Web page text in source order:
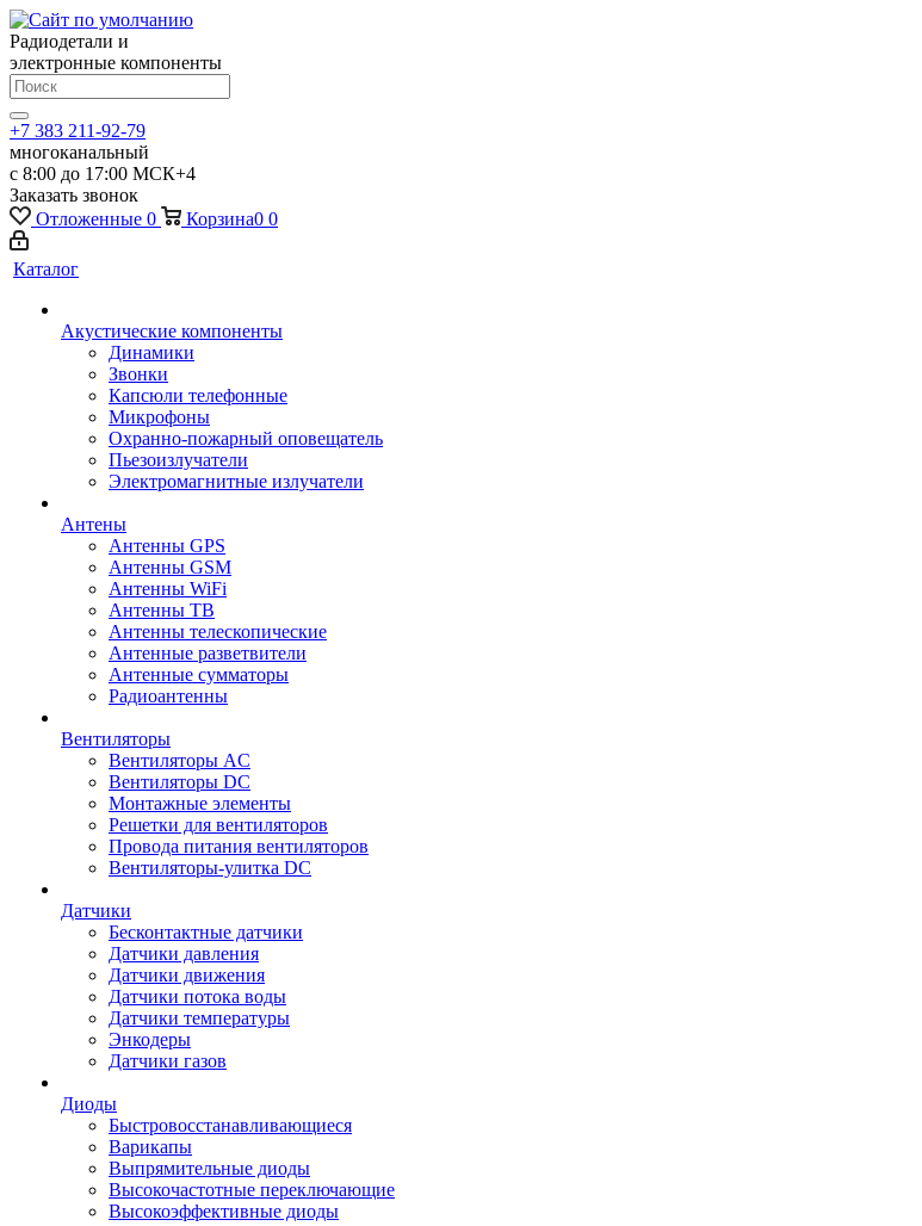
Радиодетали и
электронные компоненты
+7 383 211-92-79
многоканальный
с 8:00 до 17:00 МСК+4
Заказать звонок
Отложенные 0 Корзина0 0
Каталог
Акустические компоненты
Динамики
Звонки
Капсюли телефонные
Микрофоны
Охранно-пожарный оповещатель
Пьезоизлучатели
Электромагнитные излучатели
Антены
Антенны GPS
Антенны GSM
Антенны WiFi
Антенны ТВ
Антенны телескопические
Антенные разветвители
Антенные сумматоры
Радиоантенны
Вентиляторы
Вентиляторы AC
Вентиляторы DC
Монтажные элементы
Решетки для вентиляторов
Провода питания вентиляторов
Вентиляторы-улитка DC
Датчики
Бесконтактные датчики
Датчики давления
Датчики движения
Датчики потока воды
Датчики температуры
Энкодеры
Датчики газов
Диоды
Быстровосстанавливающиеся
Варикапы
Выпрямительные диоды
Высокочастотные переключающие
Высокоэффективные диоды